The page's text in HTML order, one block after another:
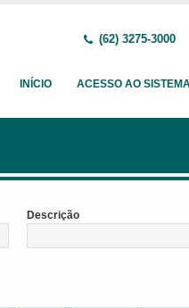
(62) 3275-3000
INÍCIO ACESSO AO
Descrição